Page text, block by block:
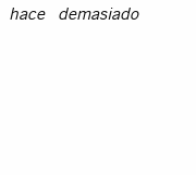
demasiado